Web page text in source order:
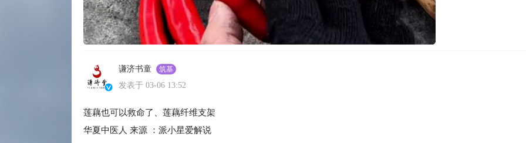
谦济书童 筑基
发表于 03-06 13:52
莲藕也可以救命了、莲藕纤维支架
华夏中医人 来源 ：派小星爱解说